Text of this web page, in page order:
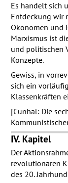
Es handelt sich
Entdeckung wir
Ökonomen und
Marxismus ist
und politischen
Konzepte.
Gewiss, in
sich ein
Klassenkräften
[Cunhal: Die
IV. Kapitel
Der
revolutionären
des 20.